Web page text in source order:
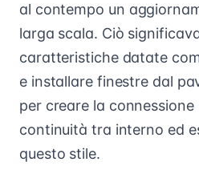
al contempo un
larga scala. Ciò
caratteristiche datate
e installare finestre dal
per creare la connessione
continuità tra interno ed
questo stile.